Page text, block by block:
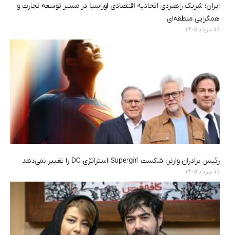
ایران؛ شریک راهبردی اتحادیه اقتصادی اوراسیا در مسیر توسعه تجارت و
همگرایی منطقه‌ای
۱۶ مرداد ۱۴۰۵
رئیس برادران وارنر: شکست Supergirl استراتژی DC را تغییر نمی‌دهد
۱۶ مرداد ۱۴۰۵